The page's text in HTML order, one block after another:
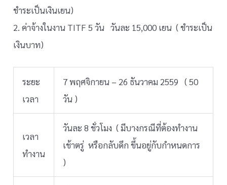
ชำระเป็นเงินเยน)
2. ค่าจ้างในงาน TITF 5 วัน วันละ 15,000 เยน ( ชำระเป็น
เงินบาท)
ระยะ
เวลา
7 พฤศจิกายน – 26 ธันวาคม 2559 ( 50
วัน )
เวลา
ทำงาน
วันละ 8 ชั่วโมง ( มีบางกรณีที่ต้องทำงาน
เช้าตรู่ หรือกลับดึก ขึ้นอยู่กับกำหนดการ
)